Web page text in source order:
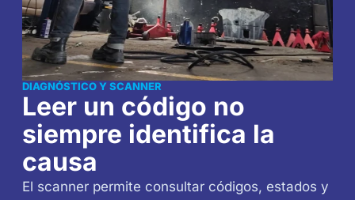
DIAGNÓSTICO Y SCANNER
Leer un código no
siempre identifica la
causa
El scanner permite consultar códigos, estados y